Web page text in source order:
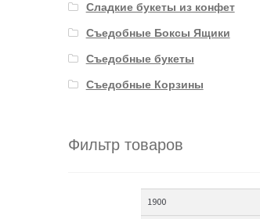
Сладкие букеты из конфет
Съедобные Боксы Ящики
Съедобные букеты
Съедобные Корзины
Фильтр товаров